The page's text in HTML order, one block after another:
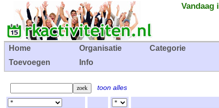
Vandaag
Home Organisatie
Categorie
Toevoegen
Info
toon alles